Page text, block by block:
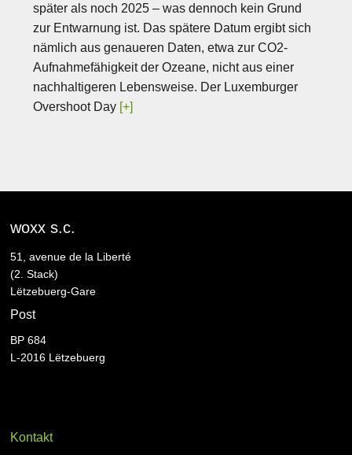
später als noch 2025 – was dennoch kein Grund
zur Entwarnung ist. Das spätere Datum ergibt sich
nämlich aus genaueren Daten, etwa zur CO2-
Aufnahmefähigkeit der Ozeane, nicht aus einer
nachhaltigeren Lebensweise. Der Luxemburger
Overshoot Day [+]
woxx s.c.
51, avenue de la Liberté
(2. Stack)
Lëtzebuerg-Gare
Post
BP 684
L-2016 Lëtzebuerg
Kontakt